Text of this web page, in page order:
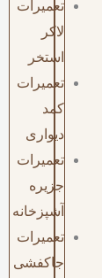
تعمیرات
لاکر
استخر
تعمیرات
کمد
دیواری
تعمیرات
جزیره
آشپزخانه
تعمیرات
جاکفشی